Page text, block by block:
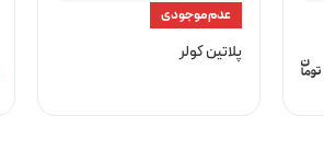
عدم موجودی
پلاتین کولر